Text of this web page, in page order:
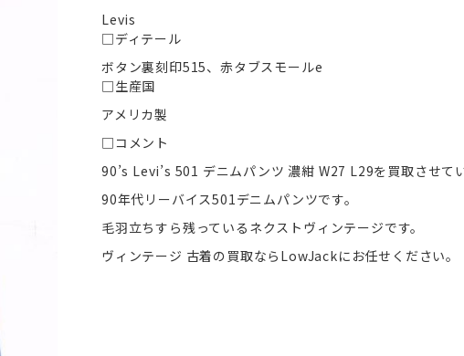
Levis
□ディテール
ボタン裏刻印515、赤タブスモールe
□生産国
アメリカ製
□コメント
90’s Levi’s 501 デニムパンツ 濃紺 W27 L29を買取させて
90年代リーバイス501デニムパンツです。
毛羽立ちすら残っているネクストヴィンテージです。
ヴィンテージ 古着の買取ならLowJackにお任せください。